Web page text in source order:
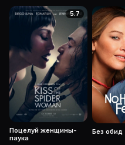
5.7
Поцелуй женщины-
паука
Без обид